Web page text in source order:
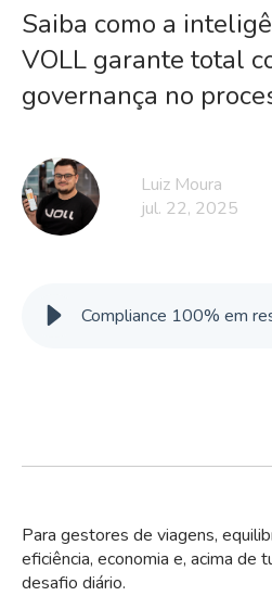
Saiba como a
VOLL garante total
governança no
Luiz Moura
jul. 22, 2025
Para gestores de viagens,
eficiência, economia e, acima de
desafio diário.